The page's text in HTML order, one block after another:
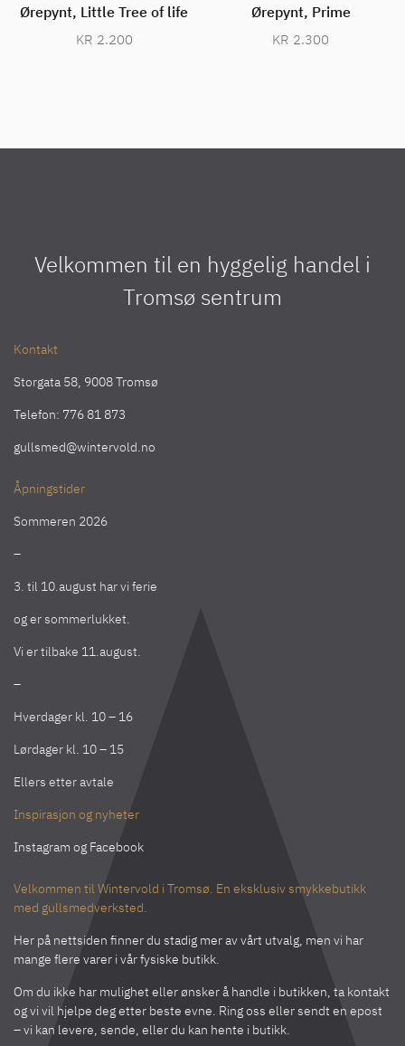
Ørepynt, Little Tree of life
KR 2.200
Ørepynt, Prime
KR 2.300
Velkommen til en hyggelig handel i
Tromsø sentrum
Kontakt
Storgata 58, 9008 Tromsø
Telefon: 776 81 873
gullsmed@wintervold.no
Åpningstider
Sommeren 2026
–
3. til 10.august har vi ferie
og er sommerlukket.
Vi er tilbake 11.august.
–
Hverdager kl. 10 – 16
Lørdager kl. 10 – 15
Ellers etter avtale
Inspirasjon og nyheter
Instagram og Facebook
Velkommen til Wintervold i Tromsø. En eksklusiv smykkebutikk
med gullsmedverksted.
Her på nettsiden finner du stadig mer av vårt utvalg, men vi har
mange flere varer i vår fysiske butikk.
Om du ikke har mulighet eller ønsker å handle i butikken, ta kontakt
og vi vil hjelpe deg etter beste evne. Ring oss eller sendt en epost
– vi kan levere, sende, eller du kan hente i butikk.